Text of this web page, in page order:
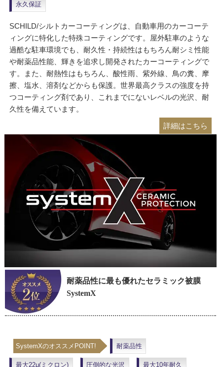
永久保証
SCHILD/シルトカーコーティングは、自動車用のカーコーテ
ィングに特化した特殊コーティングです。屋外駐車のような
過酷な駐車環境でも、耐久性・持続性はもちろん耐シミ性能
や耐薬品性能、輝きを追求し開発されたカーコーティングで
す。また、耐熱性はもちろん、酸性雨、紫外線、鳥の糞、摩
擦、塩水、溶剤などからも保護。世界最高クラスの強度を持
つコーティング剤であり、これまでにないレベルの光沢、耐
久性を備えています。
詳細はこちら
耐薬品性に最も優れたセラミック被膜
SystemX
SystemXのオススメPOINT! 耐薬品性
最大22μ(ミクロン) 圧倒的な光沢 最大10年耐久